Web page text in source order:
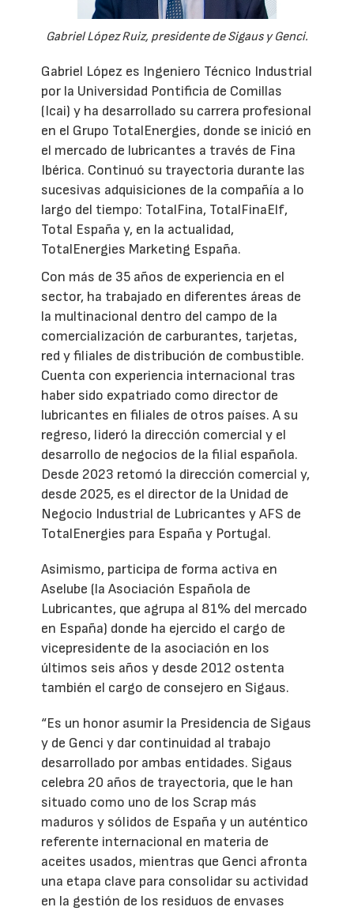
Gabriel López Ruiz, presidente de Sigaus y Genci.
Gabriel López es Ingeniero Técnico Industrial
por la Universidad Pontificia de Comillas
(Icai) y ha desarrollado su carrera profesional
en el Grupo TotalEnergies, donde se inició en
el mercado de lubricantes a través de Fina
Ibérica. Continuó su trayectoria durante las
sucesivas adquisiciones de la compañía a lo
largo del tiempo: TotalFina, TotalFinaElf,
Total España y, en la actualidad,
TotalEnergies Marketing España.
Con más de 35 años de experiencia en el
sector, ha trabajado en diferentes áreas de
la multinacional dentro del campo de la
comercialización de carburantes, tarjetas,
red y filiales de distribución de combustible.
Cuenta con experiencia internacional tras
haber sido expatriado como director de
lubricantes en filiales de otros países. A su
regreso, lideró la dirección comercial y el
desarrollo de negocios de la filial española.
Desde 2023 retomó la dirección comercial y,
desde 2025, es el director de la Unidad de
Negocio Industrial de Lubricantes y AFS de
TotalEnergies para España y Portugal.
Asimismo, participa de forma activa en
Aselube (la Asociación Española de
Lubricantes, que agrupa al 81% del mercado
en España) donde ha ejercido el cargo de
vicepresidente de la asociación en los
últimos seis años y desde 2012 ostenta
también el cargo de consejero en Sigaus.
“Es un honor asumir la Presidencia de Sigaus
y de Genci y dar continuidad al trabajo
desarrollado por ambas entidades. Sigaus
celebra 20 años de trayectoria, que le han
situado como uno de los Scrap más
maduros y sólidos de España y un auténtico
referente internacional en materia de
aceites usados, mientras que Genci afronta
una etapa clave para consolidar su actividad
en la gestión de los residuos de envases